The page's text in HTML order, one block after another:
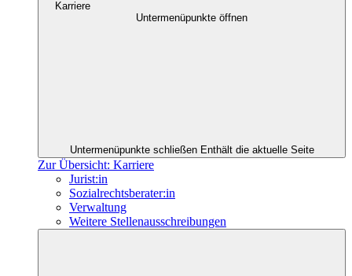
Karriere
Untermenüpunkte öffnen
Untermenüpunkte schließen Enthält die aktuelle Seite
Zur Übersicht: Karriere
Jurist:in
Sozialrechtsberater:in
Verwaltung
Weitere Stellenausschreibungen